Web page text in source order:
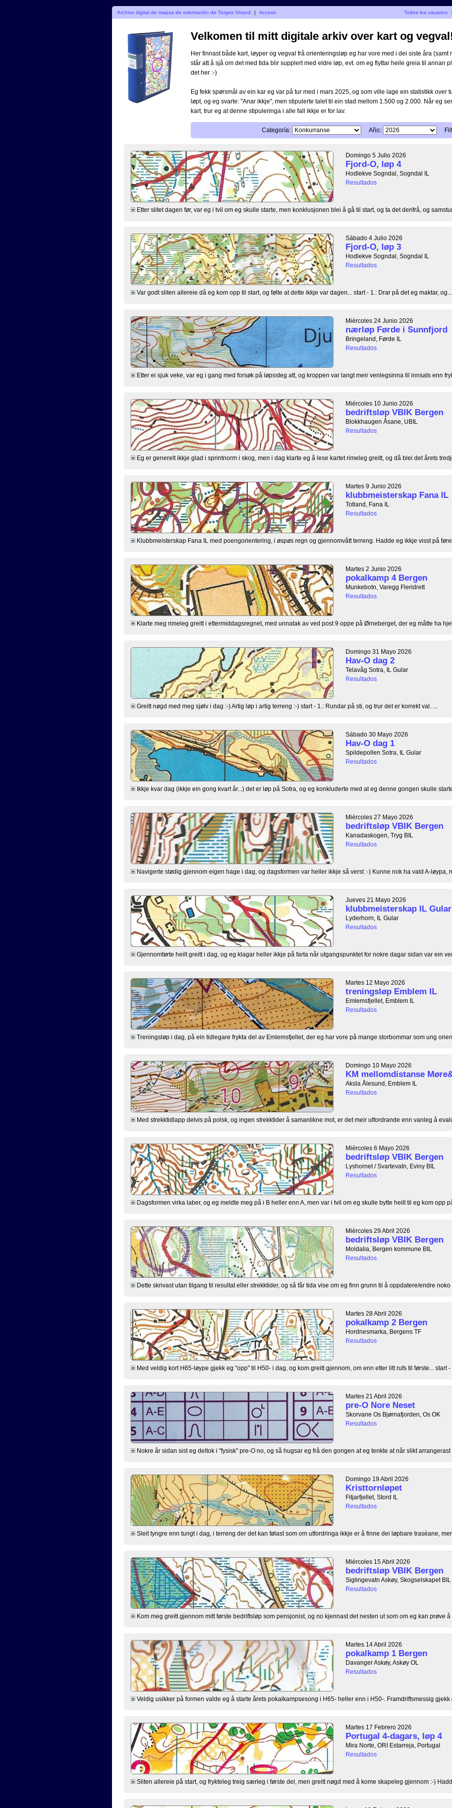
Archivo digital de mapas de orientación de Torgeir Strand | Acceso Todos los usuarios |
Velkomen til mitt digitale arkiv over kart og
Her finnast både kart, løyper og vegval frå orienteringsløp eg har vore med i dei siste åra (samt
står att å sjå om det med tida blir supplert med eldre løp, evt. om eg flyttar heile greia til annan
det her :-)
Eg fekk spørsmål av ein kar eg var på tur med i mars 2025, og som ville lage ein statistikk over
løpt, og eg svarte: "Anar ikkje", men stipulerte talet til ein stad mellom 1.500 og 2.000. Når eg
kart, trur eg at denne stipuleringa i alle fall ikkje er for lav.
Categoría: Año:
Domingo 5 Julio 2026
Fjord-O, løp 4
Hodlekve Sogndal, Sogndal IL
Resultados
Etter slitet dagen før, var eg i tvil om eg skulle starte, men konklusjonen blei å gå til start, og ta det derifrå, og
Sábado 4 Julio 2026
Fjord-O, løp 3
Hodlekve Sogndal, Sogndal IL
Resultados
Var godt sliten allereie då eg kom opp til start, og følte at dette ikkje var dagen... start - 1.: Drar på det eg maktar, og...
Miércoles 24 Junio 2026
nærløp Førde i Sunnfjord
Bringeland, Førde IL
Resultados
Etter ei sjuk veke, var eg i gang med forsøk på løpssteg att, og kroppen var langt meir venlegsinna til innsats enn
Miércoles 10 Junio 2026
bedriftsløp VBIK Bergen
Blokkhaugen Åsane, UBIL
Resultados
Eg er generelt ikkje glad i sprintnorm i skog, men i dag klarte eg å lese kartet rimeleg greitt, og då blei det årets
Martes 9 Junio 2026
klubbmeisterskap Fana IL
Totland, Fana IL
Resultados
Klubbmeisterskap Fana IL med poengorientering, i øspøs regn og gjennomvått terreng. Hadde eg ikkje visst på
Martes 2 Junio 2026
pokalkamp 4 Bergen
Munkebotn, Varegg Fleridrett
Resultados
Klarte meg rimeleg greitt i ettermiddagsregnet, med unnatak av ved post 9 oppe på Ørneberget, der eg måtte ha
Domingo 31 Mayo 2026
Hav-O dag 2
Telavåg Sotra, IL Gular
Resultados
Greitt nøgd med meg sjølv i dag :-) Artig løp i artig terreng :-) start - 1.: Rundar på sti, og trur det er korrekt val. ...
Sábado 30 Mayo 2026
Hav-O dag 1
Spildepollen Sotra, IL Gular
Resultados
Ikkje kvar dag (ikkje ein gong kvart år...) det er løp på Sotra, og eg konkluderte med at eg denne gongen skulle
Miércoles 27 Mayo 2026
bedriftsløp VBIK Bergen
Kanadaskogen, Tryg BIL
Resultados
Navigerte stødig gjennom eigen hage i dag, og dagsformen var heller ikkje så verst :-) Kunne nok ha vald A-løypa,
Jueves 21 Mayo 2026
klubbmeisterskap IL Gular
Lyderhorn, IL Gular
Resultados
Gjennomførte heilt greitt i dag, og eg klagar heller ikkje på farta når utgangspunktet for nokre dagar sidan var ein
Martes 12 Mayo 2026
treningsløp Emblem IL
Emlemsfjellet, Emblem IL
Resultados
Treningsløp i dag, på ein tidlegare frykta del av Emlemsfjellet, der eg har vore på mange storbommar som ung
Domingo 10 Mayo 2026
KM mellomdistanse
Aksla Ålesund, Emblem IL
Resultados
Med strekktidlapp delvis på polsk, og ingen strekktider å samanlikne mot, er det meir utfordrande enn vanleg å
Miércoles 6 Mayo 2026
bedriftsløp VBIK Bergen
Lyshornet / Svartevatn, Eviny BIL
Resultados
Dagsformen virka laber, og eg meldte meg på i B heller enn A, men var i tvil om eg skulle bytte heilt til eg kom opp på
Miércoles 29 Abril 2026
bedriftsløp VBIK Bergen
Moldalia, Bergen kommune BIL
Resultados
Dette skrivast utan tilgang til resultat eller strekktider, og så får tida vise om eg finn grunn til å oppdatere/endre noko
Martes 28 Abril 2026
pokalkamp 2 Bergen
Hordnesmarka, Bergens TF
Resultados
Med veldig kort H65-løype gjekk eg "opp" til H50- i dag, og kom greitt gjennom, om enn etter litt rufs til første... start -
Martes 21 Abril 2026
pre-O Nore Neset
Skorvane Os Bjørnafjorden, Os OK
Resultados
Nokre år sidan sist eg deltok i "fysisk" pre-O no, og så hugsar eg frå den gongen at eg tenkte at når slikt arrangerast
Domingo 19 Abril 2026
Kristtornløpet
Fitjarfjellet, Stord IL
Resultados
Sleit tyngre enn tungt i dag, i terreng der det kan følast som om utfordringa ikkje er å finne dei løpbare traséane, men
Miércoles 15 Abril 2026
bedriftsløp VBIK Bergen
Siglingevatn Askøy, Skogselskapet BIL
Resultados
Kom meg greitt gjennom mitt første bedriftsløp som pensjonist, og no kjennast det nesten ut som om eg kan prøve å
Martes 14 Abril 2026
pokalkamp 1 Bergen
Davanger Askøy, Askøy OL
Resultados
Veldig usikker på formen valde eg å starte årets pokalkampsesong i H65- heller enn i H50-. Framdriftsmessig gjekk
Martes 17 Febrero 2026
Portugal 4-dagars, løp 4
Mira Norte, ORI Estarreja, Portugal
Resultados
Sliten allereie på start, og frykteleg treig særleg i første del, men greitt nøgd med å kome skapeleg gjennom :-)